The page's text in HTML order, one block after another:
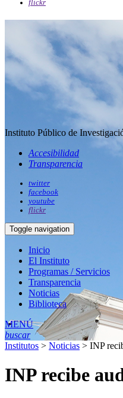
flickr
Instituto Público de
Accesibilidad
Transparencia
twitter
facebook
youtube
flickr
Toggle navigation
Inicio
El Instituto
Programas / Servicios
Transparencia
Noticias
Biblioteca
MENÚ
buscar
Institutos > Noticias > INP
INP recibe